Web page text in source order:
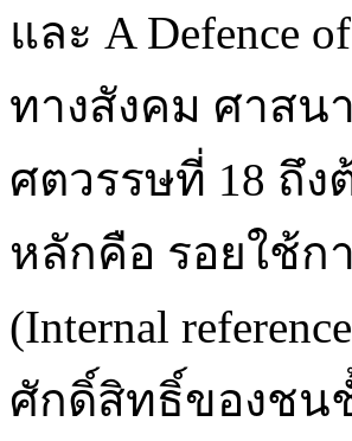
และ A Defence
ทางสังคม ศาสน
ศตวรรษที่ 18 ถึ
หลักคือ รอยใช้ก
(Internal
ศักดิ์สิทธิ์ของชน